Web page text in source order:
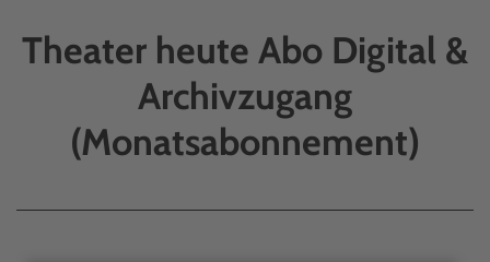
Theater heute Abo Digital &
Archivzugang
(Monatsabonnement)